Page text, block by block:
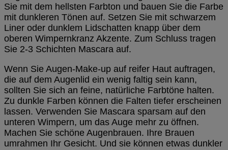
Sie mit dem hellsten Farbton und bauen Sie die Farbe
mit dunkleren Tönen auf. Setzen Sie mit schwarzem
Liner oder dunklem Lidschatten knapp über dem
oberen Wimpernkranz Akzente. Zum Schluss tragen
Sie 2-3 Schichten Mascara auf.
Wenn Sie Augen-Make-up auf reifer Haut auftragen,
die auf dem Augenlid ein wenig faltig sein kann,
sollten Sie sich an feine, natürliche Farbtöne halten.
Zu dunkle Farben können die Falten tiefer erscheinen
lassen. Verwenden Sie Mascara sparsam auf den
unteren Wimpern, um das Auge mehr zu öffnen.
Machen Sie schöne Augenbrauen. Ihre Brauen
umrahmen Ihr Gesicht. Und sie können etwas dunkler